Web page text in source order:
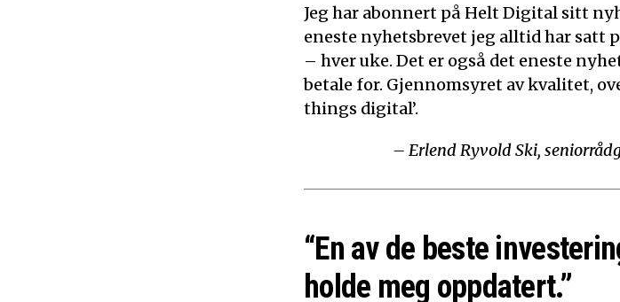
Jeg har abonnert på Helt Digital sitt
eneste nyhetsbrevet jeg alltid har
– hver uke. Det er også det eneste
betale for. Gjennomsyret av kvalitet,
things digital’.
– Erlend Ryvold Ski,
“En av de beste
holde meg oppdatert.”